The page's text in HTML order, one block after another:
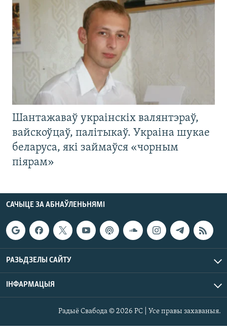
Шантажаваў украінскіх валянтэраў,
вайскоўцаў, палітыкаў. Украіна шукае
беларуса, які займаўся «чорным
піярам»
САЧЫЦЕ ЗА АБНАЎЛЕНЬНЯМІ
РАЗЬДЗЕЛЫ САЙТУ
ІНФАРМАЦЫЯ
Радыё Свабода © 2026 РС | Усе правы захаваныя.